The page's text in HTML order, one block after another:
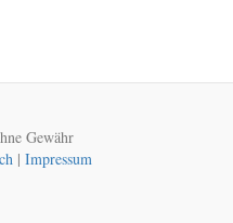
Gewähr
| Impressum